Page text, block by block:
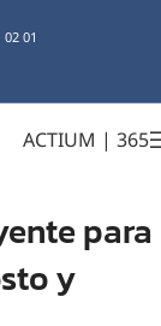
02 01
ACTIUM | 365
para
y